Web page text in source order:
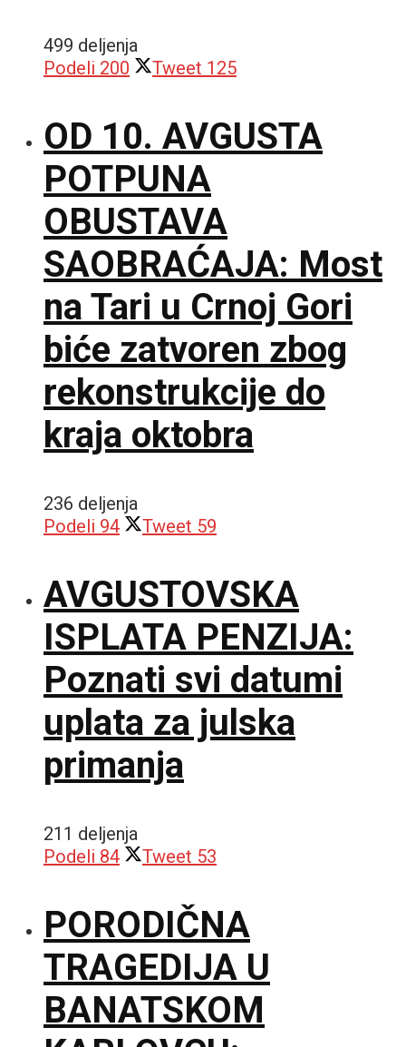
499 deljenja
Podeli 200 Tweet 125
OD 10. AVGUSTA
POTPUNA
OBUSTAVA
SAOBRAĆAJA: Most
na Tari u Crnoj Gori
biće zatvoren zbog
rekonstrukcije do
kraja oktobra
236 deljenja
Podeli 94 Tweet 59
AVGUSTOVSKA
ISPLATA PENZIJA:
Poznati svi datumi
uplata za julska
primanja
211 deljenja
Podeli 84 Tweet 53
PORODIČNA
TRAGEDIJA U
BANATSKOM